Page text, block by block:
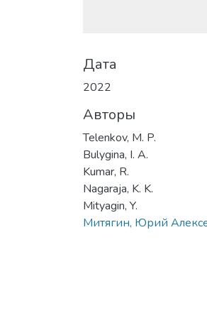
Date
2022
Authors
Telenkov, M. P.
Bulygina, I. A.
Kumar, R.
Nagaraja, K. K.
Mityagin, Y.
Митягин, Юрий